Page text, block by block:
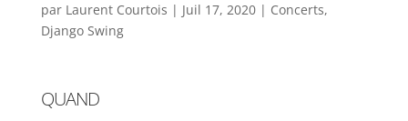
par Laurent Courtois | Juil 17, 2020| Concerts,
Django Swing
QUAND